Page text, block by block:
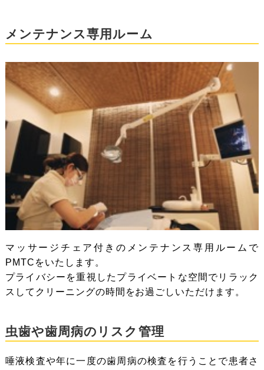
メンテナンス専用ルーム
マッサージチェア付きのメンテナンス専用ルームで
PMTCをいたします。
プライバシーを重視したプライベートな空間でリラック
スしてクリーニングの時間をお過ごしいただけます。
虫歯や歯周病のリスク管理
唾液検査や年に一度の歯周病の検査を行うことで患者さ